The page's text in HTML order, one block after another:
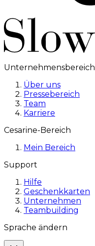
Unternehmensbereich
Über uns
Pressebereich
Team
Karriere
Cesarine-Bereich
Mein Bereich
Support
Hilfe
Geschenkkarten
Unternehmen
Teambuilding
Sprache ändern